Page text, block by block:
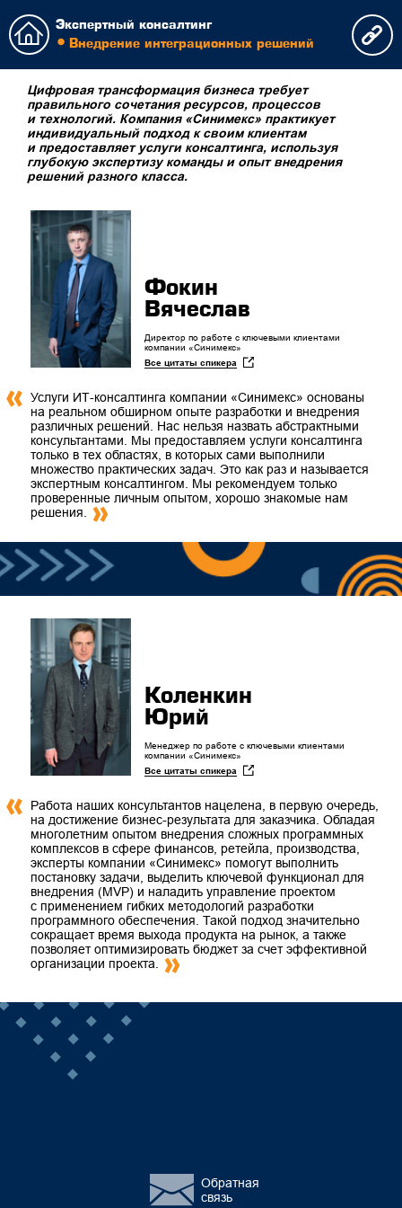
Экспертный консалтинг
Внедрение интеграционных решений
Цифровая трансформация бизнеса требует
правильного сочетания ресурсов, процессов
и технологий. Компания «Синимекс» практикует
индивидуальный подход к своим клиентам
и предоставляет услуги консалтинга, используя
глубокую экспертизу команды и опыт внедрения
решений разного класса.
Фокин
Вячеслав
Директор по работе с ключевыми клиентами
компании «Синимекс»
Все цитаты спикера
Услуги ИТ-консалтинга компании «Синимекс» основаны
на реальном обширном опыте разработки и внедрения
различных решений. Нас нельзя назвать абстрактными
консультантами. Мы предоставляем услуги консалтинга
только в тех областях, в которых сами выполнили
множество практических задач. Это как раз и называется
экспертным консалтингом. Мы рекомендуем только
проверенные личным опытом, хорошо знакомые нам
решения.
Коленкин
Юрий
Менеджер по работе с ключевыми клиентами
компании «Синимекс»
Все цитаты спикера
Работа наших консультантов нацелена, в первую очередь,
на достижение бизнес-результата для заказчика. Обладая
многолетним опытом внедрения сложных программных
комплексов в сфере финансов, ретейла, производства,
эксперты компании «Синимекс» помогут выполнить
постановку задачи, выделить ключевой функционал для
внедрения (MVP) и наладить управление проектом
с применением гибких методологий разработки
программного обеспечения. Такой подход значительно
сокращает время выхода продукта на рынок, а также
позволяет оптимизировать бюджет за счет эффективной
организации проекта.
Обратная
связь